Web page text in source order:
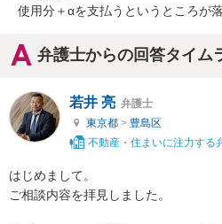
使用分＋αを支払うというところが
弁護士からの回答タイム
若井 亮 弁護士
東京都 > 豊島区
不動産・住まいに注力する
はじめまして。
ご相談内容を拝見しました。